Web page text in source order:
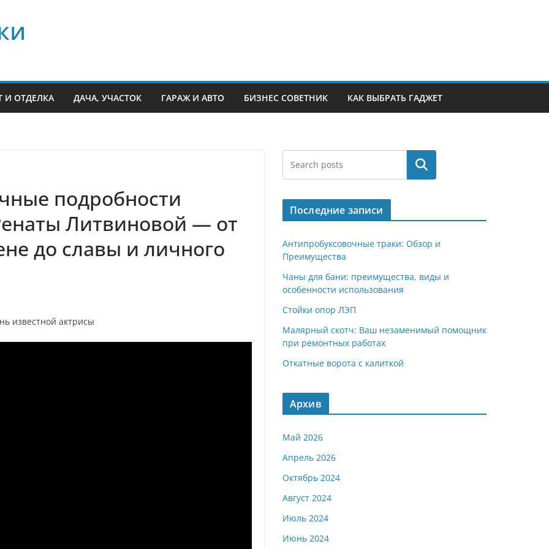
И ОТДЕЛКА ДАЧА, УЧАСТОК ГАРАЖ И АВТО БИЗНЕС СОВЕТНИК КАК ВЫБРАТЬ ГАДЖЕТ
подробности
Литвиновой — от
до славы и личного
Поиск
Последние записи
Антипробуксовочные траки: Обзор и
Преимущества
Чаны для бани: преимущества, виды и
особенности использования
Стойки опор ЛЭП
Малярный скотч: Ваш незаменимый помощник
при ремонтных работах
Откатные ворота с калиткой
Архив
Май 2026
Апрель 2026
Октябрь 2024
Август 2024
Июль 2024
Июнь 2024